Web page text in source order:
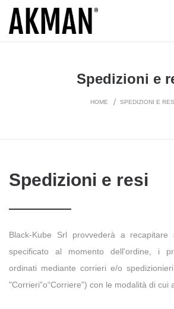
Spedizioni e
HOME SPEDIZIONI E
Spedizioni e resi
Black-Kube Srl provvederà a recapitare
specificato al momento dell'ordine, i
ordinati mediante corrieri e/o
"Corrieri”o“Corriere") con le modalità di cui